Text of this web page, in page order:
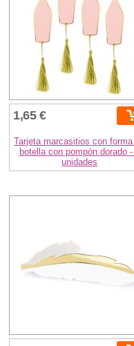
1,65 €
Tarjeta marcasitios con
botella con pompón dorado
unidades